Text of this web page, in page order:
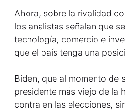
Ahora, sobre la rivalidad
los analistas señalan que
tecnología, comercio e
que el país tenga una
Biden, que al momento de
presidente más viejo de la
contra en las elecciones,